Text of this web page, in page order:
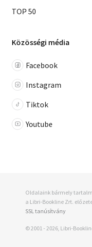
TOP 50
Közösségi média
Facebook
Instagram
Tiktok
Youtube
Oldalaink bármely
a Libri-Bookline Zrt.
SSL tanúsítvány
© 2001 - 2026, Libri-